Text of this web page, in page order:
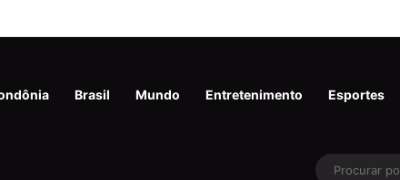
(19%) Lideram Corrida Eleitoral em Rondônia
Brasil Mundo Entretenimento Esportes